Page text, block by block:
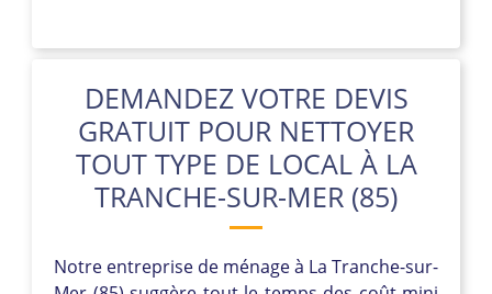
DEMANDEZ VOTRE DEVIS
GRATUIT POUR NETTOYER
TOUT TYPE DE LOCAL À LA
TRANCHE-SUR-MER (85)
Notre entreprise de ménage à La Tranche-sur-